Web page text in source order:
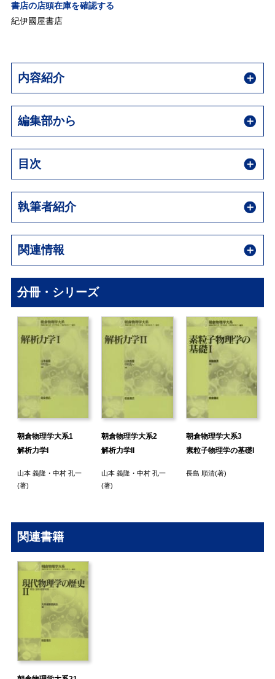
書店の店頭在庫を確認する
紀伊國屋書店
内容紹介
編集部から
目次
執筆者紹介
関連情報
分冊・シリーズ
朝倉物理学大系1
解析力学I
山本 義隆・ 中村 孔一
(著)
朝倉物理学大系2
解析力学II
山本 義隆 ・中村 孔一
(著)
朝倉物理学大系3
素粒子物理学の基礎I
長島 順清(著)
関連書籍